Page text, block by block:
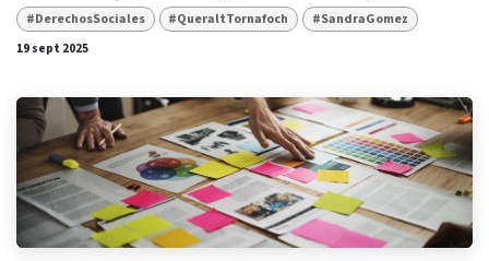
#DerechosSociales
#QueraltTornafoch
#SandraGomez
19 sept 2025